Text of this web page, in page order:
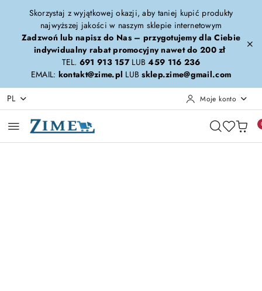
Przejdź do treści głównej
Przejdź do wyszukiwarki
Przejdź do moje konto
Przejdź do menu głównego
Przejdź do opisu produktu
Przejdź do stopki
Skorzystaj z wyjątkowej okazji, aby taniej kupić produkty
najwyższej jakości w naszym sklepie internetowym
Zadzwoń lub napisz do Nas – przygotujemy dla Ciebie
indywidualny rabat promocyjny nawet do 200 zł
TEL. 691 913 157LUB459 116 236
EMAIL: kontakt@zime.pl LUBsklep.zime@gmail.com
PL Moje konto